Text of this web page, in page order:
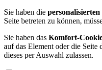
Sie haben die personalisierten
Seite betreten zu können,
Sie haben das Komfort-
auf das Element oder die Seite
dieses per Auswahl zulassen.